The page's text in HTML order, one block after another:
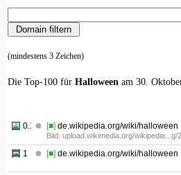
(mindestens 3 Zeichen)
Die Top-100 für Halloweenam 30.
0.1 [■] de.wikipedia.org/wiki/halloween
Bild: upload.wikimedia.org/
1 [■] de.wikipedia.org/wiki/halloween